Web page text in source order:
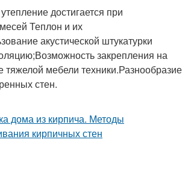
достигается при
Теплон и их
акустической штукатурки
закрепления на
тяжелой мебели техники.Разнообразие
стен.